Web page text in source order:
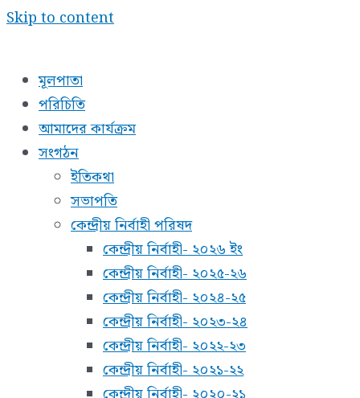
Skip to content
মূলপাতা
পরিচিতি
আমাদের কার্যক্রম
সংগঠন
ইতিকথা
সভাপতি
কেন্দ্রীয় নির্বাহী পরিষদ
কেন্দ্রীয় নির্বাহী- ২০২৬ ইং
কেন্দ্রীয় নির্বাহী- ২০২৫-২৬
কেন্দ্রীয় নির্বাহী- ২০২৪-২৫
কেন্দ্রীয় নির্বাহী- ২০২৩-২৪
কেন্দ্রীয় নির্বাহী- ২০২২-২৩
কেন্দ্রীয় নির্বাহী- ২০২১-২২